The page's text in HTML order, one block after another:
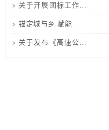
稿)》
工程项目负责人考核
培训
关于开展团标工作的
通知
锚定城与乡 赋能景与
人 山西风景园林协会
关于发布《高速公路